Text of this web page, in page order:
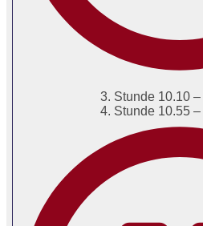
3. Stunde 10.10
4. Stunde 10.55